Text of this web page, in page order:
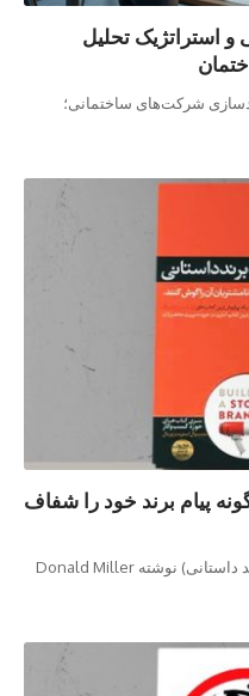
استراتژیک تحلیل
شرکت‌های ساختمانی؛
پیام برند خود را شفاف
کتاب Building a StoryBrand (ساخت برند داستانی) نوشته Donald Miller